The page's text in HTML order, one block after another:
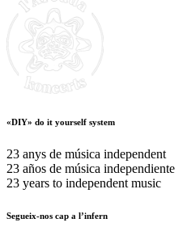
«DIY» do it yourself system
23 anys de música independent
23 años de música independiente
23 years to independent music
Segueix-nos cap a l’infern